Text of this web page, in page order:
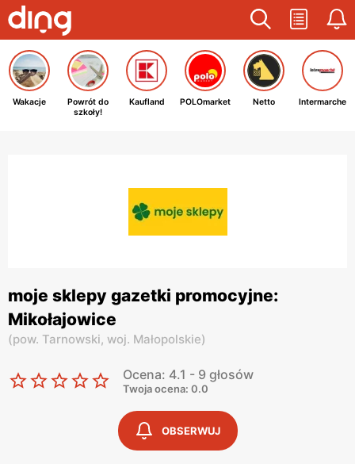
Wakacje
Powrót do
szkoły!
Kaufland POLOmarket Netto Intermarche
moje sklepy gazetki promocyjne:
Mikołajowice
(pow. Tarnowski, woj. Małopolskie)
Ocena: 4.1 - 9 głosów
Twoja ocena: 0.0
OBSERWUJ